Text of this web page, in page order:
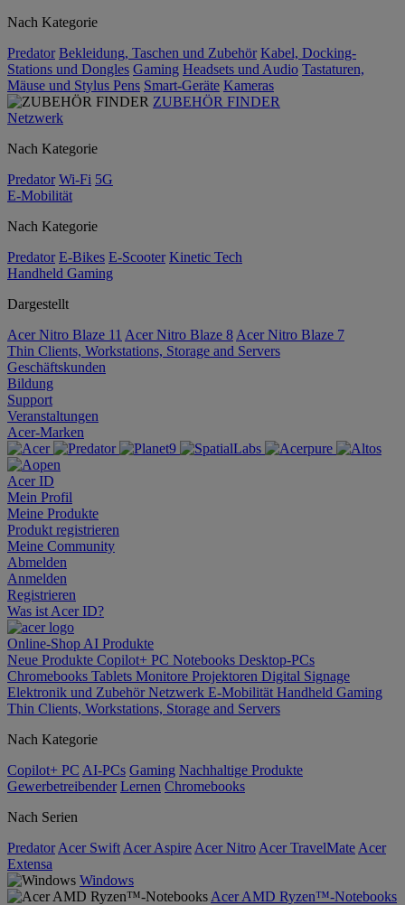
Nach Kategorie
Predator Bekleidung, Taschen und Zubehör Kabel, Docking-
Stations und Dongles Gaming Headsets und Audio Tastaturen,
Mäuse und Stylus Pens Smart-Geräte Kameras
ZUBEHÖR FINDER
Netzwerk
Nach Kategorie
Predator Wi-Fi 5G
E-Mobilität
Nach Kategorie
Predator E-Bikes E-Scooter Kinetic Tech
Handheld Gaming
Dargestellt
Acer Nitro Blaze 11 Acer Nitro Blaze 8 Acer Nitro Blaze 7
Thin Clients, Workstations, Storage and Servers
Geschäftskunden
Bildung
Support
Veranstaltungen
Acer-Marken
Acer ID
Mein Profil
Meine Produkte
Produkt registrieren
Meine Community
Abmelden
Anmelden
Registrieren
Was ist Acer ID?
Online-Shop AI Produkte
Neue Produkte Copilot+ PC Notebooks Desktop-PCs
Chromebooks Tablets Monitore Projektoren Digital Signage
Elektronik und ZubehörNetzwerk E-Mobilität Handheld Gaming
Thin Clients, Workstations, Storage and Servers
Nach Kategorie
Copilot+ PC AI-PCs Gaming Nachhaltige Produkte
Gewerbetreibender Lernen Chromebooks
Nach Serien
Predator Acer Swift Acer Aspire Acer Nitro Acer TravelMate Acer
Extensa
Windows
Acer AMD Ryzen™-Notebooks